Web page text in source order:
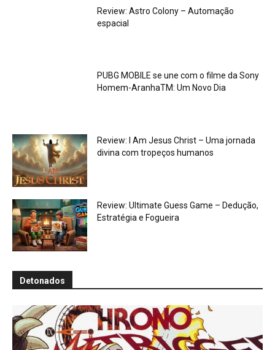
Review: Astro Colony – Automação
espacial
PUBG MOBILE se une com o filme da Sony
Homem-AranhaTM: Um Novo Dia
Review: I Am Jesus Christ – Uma jornada
divina com tropeços humanos
Review: Ultimate Guess Game – Dedução,
Estratégia e Fogueira
Detonados